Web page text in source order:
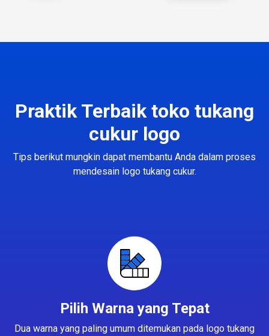
Praktik Terbaik toko tukang
cukur logo
Tips berikut mungkin dapat membantu Anda dalam proses
mendesain logo tukang cukur.
Pilih Warna yang Tepat
Dua warna yang paling umum ditemukan pada logo tukang